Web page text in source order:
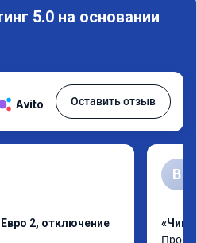
5.0 на основании
Avito Оставить отзыв
2, отключение
В
«Чип